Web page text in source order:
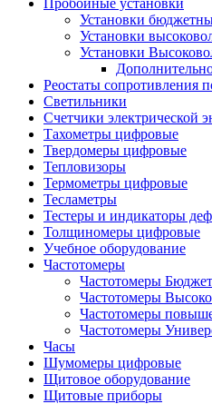
Пробойные установки
Установки
Установки
Установки
Реостаты сопротивления
Светильники
Счетчики электрической
Тахометры цифровые
Твердомеры цифровые
Тепловизоры
Термометры цифровые
Тесламетры
Тестеры и индикаторы
Толщиномеры цифровые
Учебное оборудование
Частотомеры
Частотомеры
Частотомеры
Частотомеры
Частотомеры
Часы
Шумомеры цифровые
Щитовое оборудование
Щитовые приборы